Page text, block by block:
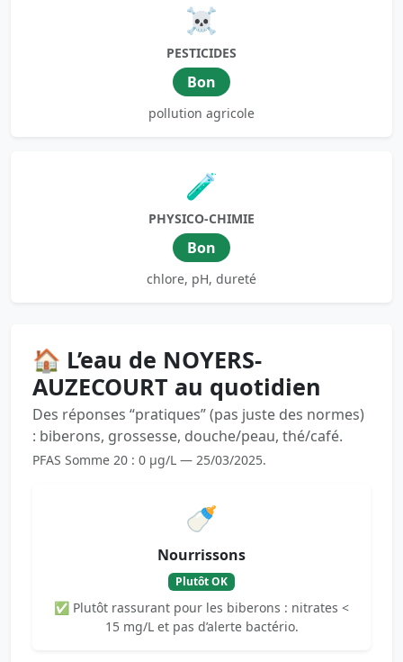
☠️
PESTICIDES
Bon
pollution agricole
🧪
PHYSICO-CHIMIE
Bon
chlore, pH, dureté
🏠 L’eau de NOYERS-
AUZECOURT au quotidien
Des réponses “pratiques” (pas juste des normes)
: biberons, grossesse, douche/peau, thé/café.
PFAS Somme 20 : 0 µg/L — 25/03/2025.
🍼
Nourrissons
Plutôt OK
✅ Plutôt rassurant pour les biberons : nitrates <
15 mg/L et pas d’alerte bactério.